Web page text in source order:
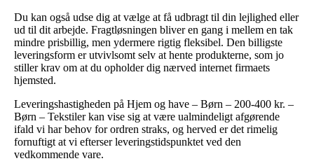
Du kan også udse dig at vælge at få udbragt til din lejlighed eller
ud til dit arbejde. Fragtløsningen bliver en gang i mellem en tak
mindre prisbillig, men ydermere rigtig fleksibel. Den billigste
leveringsform er utvivlsomt selv at hente produkterne, som jo
stiller krav om at du opholder dig nærved internet firmaets
hjemsted.
Leveringshastigheden på Hjem og have – Børn – 200-400 kr. –
Børn – Tekstiler kan vise sig at være ualmindeligt afgørende
ifald vi har behov for ordren straks, og herved er det rimelig
fornuftigt at vi efterser leveringstidspunktet ved den
vedkommende vare.